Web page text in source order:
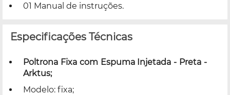
01 Manual de instruções.
Especificações Técnicas
Poltrona Fixa com Espuma Injetada - Preta -
Arktus;
Modelo: fixa;